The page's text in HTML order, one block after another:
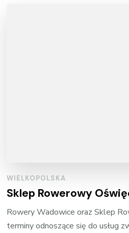
WIELKOPOLSKA
Sklep Rowerowy
Rowery Wadowice oraz Sklep
terminy odnoszące się do usług